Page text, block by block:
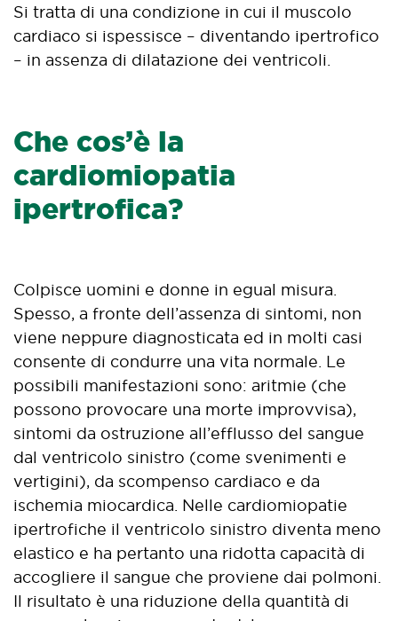
Si tratta di una condizione in cui il muscolo
cardiaco si ispessisce – diventando ipertrofico
– in assenza di dilatazione dei ventricoli.
Che cos’è la
cardiomiopatia
ipertrofica?
Colpisce uomini e donne in egual misura.
Spesso, a fronte dell’assenza di sintomi, non
viene neppure diagnosticata ed in molti casi
consente di condurre una vita normale. Le
possibili manifestazioni sono: aritmie (che
possono provocare una morte improvvisa),
sintomi da ostruzione all’efflusso del sangue
dal ventricolo sinistro (come svenimenti e
vertigini), da scompenso cardiaco e da
ischemia miocardica. Nelle cardiomiopatie
ipertrofiche il ventricolo sinistro diventa meno
elastico e ha pertanto una ridotta capacità di
accogliere il sangue che proviene dai polmoni.
Il risultato è una riduzione della quantità di